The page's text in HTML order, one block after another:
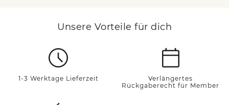
Unsere Vorteile für dich
1-3 Werktage Lieferzeit
Verlängertes
Rückgaberecht für Member